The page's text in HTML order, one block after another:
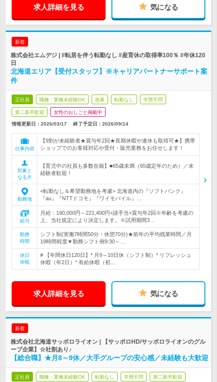
求人詳細を見る 気になる
新着
株式会社エムデジ | #転居を伴う転勤なし #産育休の取得率100％ #年休120
日
北海道エリア【受付スタッフ】※キャリアパートナーサポート案
件
正社員 職種・業種未経験OK 急募 転勤なし 学歴不問
第二新卒歓迎 女性のおしごと掲載中
情報更新日：2026/03/17 終了予定日： 2026/09/14
仕事内容
【9割が未経験者★賞与年2回★長期休暇や連休も取得可★】携帯
ショップでのお客様対応や受付・販売業務をお任せします！
対象と
なる方
【育児中の社員も多数在籍】■65歳未満（65歳定年のため）／未
経験者歓迎！
勤務地
<転勤なし＆希望勤務地を考慮> 北海道内の『ソフトバンク』
『au』『NTTドコモ』『ワイモバイル』…
給与
月給：190,000円～221,400円+諸手当+賞与年2回※年齢を考慮の
上、当社規定により決定します。※試用期間3…
勤務
時間
シフト制(実働7時間50分・休憩70分)★前年の平均残業時間／月
19時間程度▼勤務シフト例9:30～…
休日
休暇
# 【年間休日120日】* 月9～10日休（シフト制）* リフレッシュ
休暇（年2日）* 有給休暇（初…
求人詳細を見る 気になる
新着
株式会社北海道サッポロライオン | 【サッポロHD/サッポロライオンのグル
ープ企業】☆社割あり♪
【総合職】★月8～9休／大手グループの安心感／未経験も大歓迎
正社員 職種・業種未経験OK 転勤なし 学歴不問 第二新卒歓迎